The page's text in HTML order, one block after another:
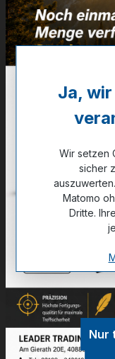
Artikelnummer:
59,80 €
✔ Auf Lager
Zum Merkzettel
Technische
GPSR
Bewertungen
Ja,
Wir setzen
sicher
Matomo
Dritte.
Nur